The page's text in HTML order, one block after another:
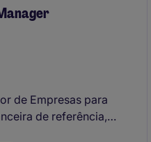
de Empresas para
de referência,